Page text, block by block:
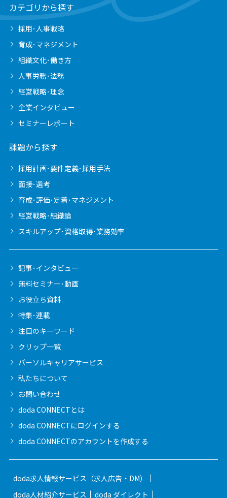
カテゴリから探す
採用･人事戦略
育成･マネジメント
組織文化･働き方
人事労務･法務
経営戦略･理念
企業インタビュー
セミナーレポート
課題から探す
採用計画･要件定義･採用手法
面接･選考
育成･評価･定着･マネジメント
経営戦略･組織論
スキルアップ･資格取得･業務効率
記事･インタビュー
無料セミナー･動画
お役立ち資料
特集･連載
注目のキーワード
クリップ一覧
パーソルキャリアサービス
私たちについて
お問い合わせ
doda CONNECTとは
doda CONNECTにログインする
doda CONNECTのアカウントを作成する
doda求人情報サービス（求人広告・DM）
doda人材紹介サービス
doda ダイレクト